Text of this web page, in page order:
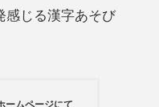
感じる漢字あそび
ームページにて